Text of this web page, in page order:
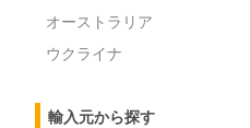
オーストラリア
ウクライナ
輸入元から探す